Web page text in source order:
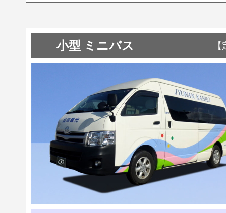
小型 ミニバス